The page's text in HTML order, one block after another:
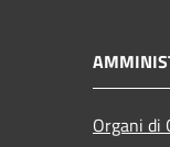
Organi di